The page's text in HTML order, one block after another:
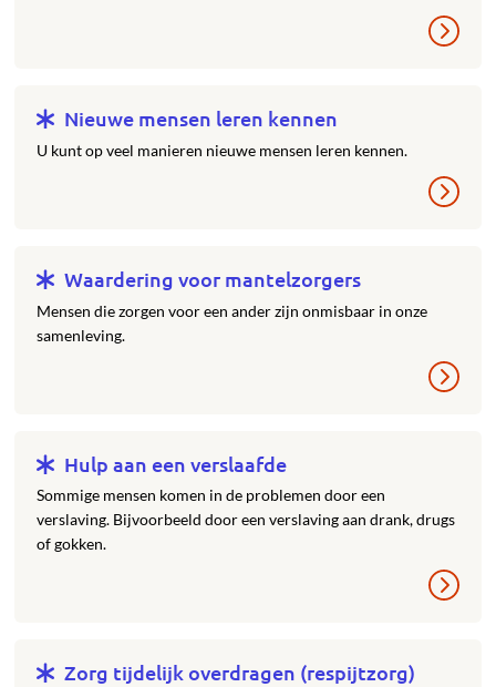
Nieuwe mensen leren kennen
U kunt op veel manieren nieuwe mensen leren kennen.
Waardering voor mantelzorgers
Mensen die zorgen voor een ander zijn onmisbaar in onze
samenleving.
Hulp aan een verslaafde
Sommige mensen komen in de problemen door een
verslaving. Bijvoorbeeld door een verslaving aan drank, drugs
of gokken.
Zorg tijdelijk overdragen (respijtzorg)